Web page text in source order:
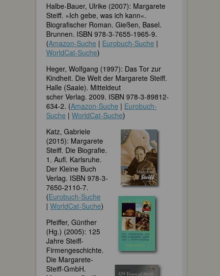
Halbe-Bauer, Ulrike (2007): Margarete
Steiff. »Ich gebe, was ich kann«.
Biografischer Roman. Gießen, Basel.
Brunnen. ISBN 978-3-7655-1965-9.
(Amazon-Suche | Eurobuch-Suche |
WorldCat-Suche)
Heger, Wolfgang (1997): Das Tor zur
Kindheit. Die Welt der Margarete Steiff.
Halle (Saale). Mitteldeut
scher Verlag. 2009. ISBN 978-3-89812-
634-2. (Amazon-Suche | Eurobuch-
Suche | WorldCat-Suche)
Katz, Gabriele
(2015): Margarete
Steiff. Die Biografie.
1. Aufl. Karlsruhe.
Der Kleine Buch
Verlag. ISBN 978-3-
7650-2110-7.
(Eurobuch-Suche
| WorldCat-Suche)
Pfeiffer, Günther
(Hg.) (2005): 125
Jahre Steiff-
Firmengeschichte.
Die Margarete-
Steiff-GmbH.